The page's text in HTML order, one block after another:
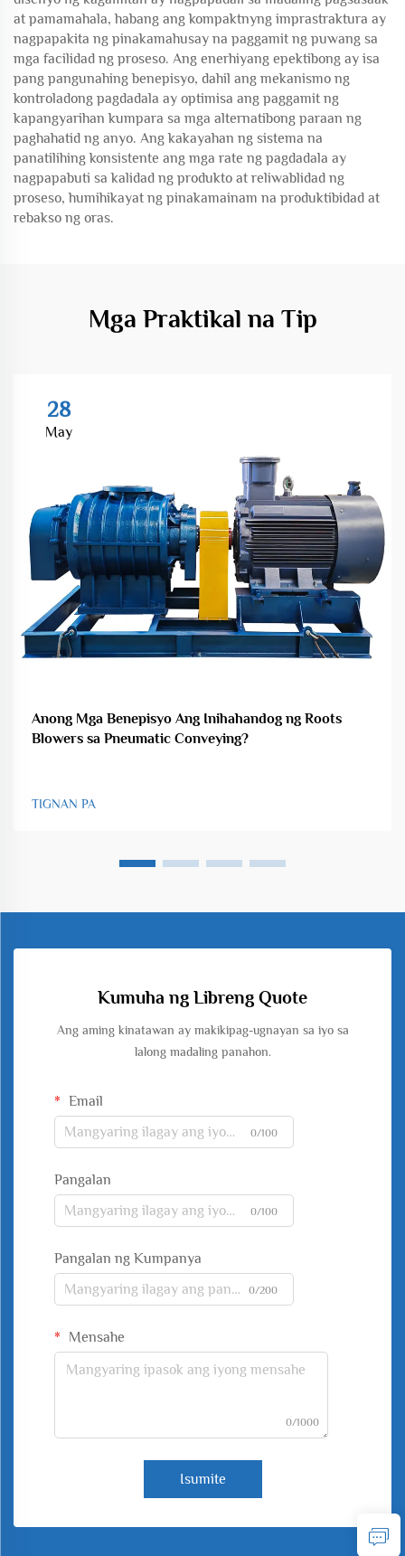
at pamamahala, habang ang kompaktnyng imprastraktura ay
nagpapakita ng pinakamahusay na paggamit ng puwang sa
mga facilidad ng proseso. Ang enerhiyang epektibong ay isa
pang pangunahing benepisyo, dahil ang mekanismo ng
kontroladong pagdadala ay optimisa ang paggamit ng
kapangyarihan kumpara sa mga alternatibong paraan ng
paghahatid ng anyo. Ang kakayahan ng sistema na
panatilihing konsistente ang mga rate ng pagdadala ay
nagpapabuti sa kalidad ng produkto at reliwablidad ng
proseso, humihikayat ng pinakamainam na produktibidad at
rebakso ng oras.
Mga Praktikal na Tip
28
May
Anong Mga Benepisyo Ang Inihahandog ng Roots
Blowers sa Pneumatic Conveying?
TIGNAN PA
Kumuha ng Libreng Quote
Ang aming kinatawan ay makikipag-ugnayan sa iyo sa
lalong madaling panahon.
Email
0/100
Pangalan
0/100
Pangalan ng Kumpanya
0/200
Mensahe
0/1000
Isumite